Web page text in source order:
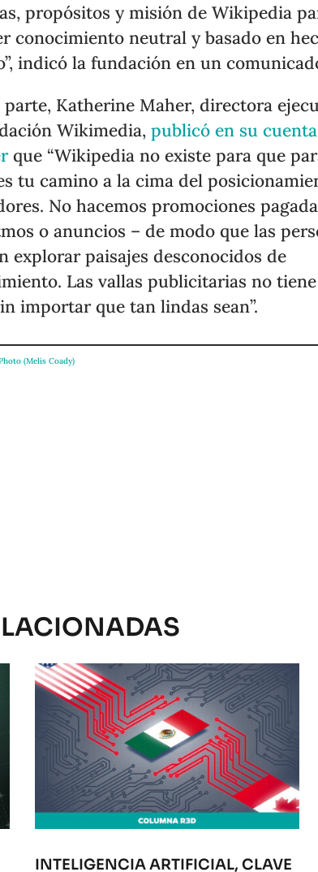
propósitos y misión de Wikipedia
conocimiento neutral y basado en
indicó la fundación en un
parte, Katherine Maher, directora
Wikimedia,publicó en su
que “Wikipedia no existe para que
tu camino a la cima del
No hacemos promociones
o anuncios – de modo que las
explorar paisajes desconocidos de
Las vallas publicitarias no
importar que tan lindas sean”.
(Melis Coady)
INTELIGENCIA ARTIFICIAL, CLAVE